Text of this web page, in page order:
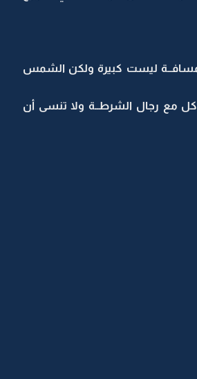
ليست كبيرة ولكن الشمس
مع رجال الشرطــة ولا تنسى أن